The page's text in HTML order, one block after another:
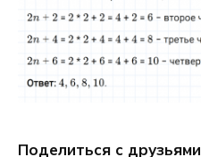
Поделиться с друзьями